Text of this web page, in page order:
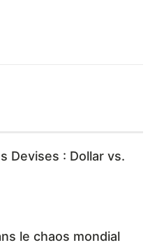
Devises : Dollar vs.
le chaos mondial